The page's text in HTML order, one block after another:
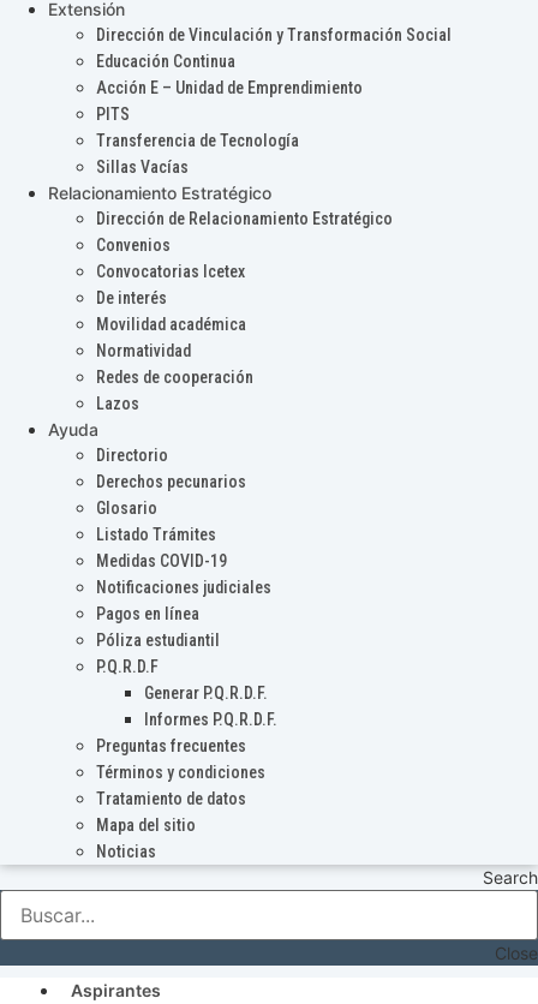
Extensión
Dirección de Vinculación y Transformación Social
Educación Continua
Acción E – Unidad de Emprendimiento
PITS
Transferencia de Tecnología
Sillas Vacías
Relacionamiento Estratégico
Dirección de Relacionamiento Estratégico
Convenios
Convocatorias Icetex
De interés
Movilidad académica
Normatividad
Redes de cooperación
Lazos
Ayuda
Directorio
Derechos pecunarios
Glosario
Listado Trámites
Medidas COVID-19
Notificaciones judiciales
Pagos en línea
Póliza estudiantil
P.Q.R.D.F
Generar P.Q.R.D.F.
Informes P.Q.R.D.F.
Preguntas frecuentes
Términos y condiciones
Tratamiento de datos
Mapa del sitio
Noticias
Search
Close
Aspirantes